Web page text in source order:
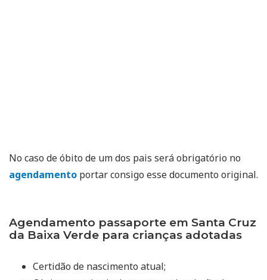
No caso de óbito de um dos pais será obrigatório no
agendamento portar consigo esse documento original.
Agendamento passaporte em Santa Cruz
da Baixa Verde para crianças adotadas
Certidão de nascimento atual;